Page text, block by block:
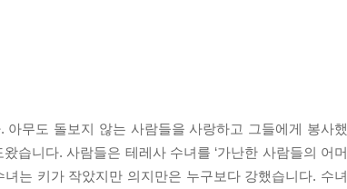
무도 돌보지 않는 사람들을 사랑하고 그들에게 봉사했
습니다. 사람들은 테레사 수녀를 ‘가난한 사람들의 어머
는 키가 작았지만 의지만은 누구보다 강했습니다. 수녀